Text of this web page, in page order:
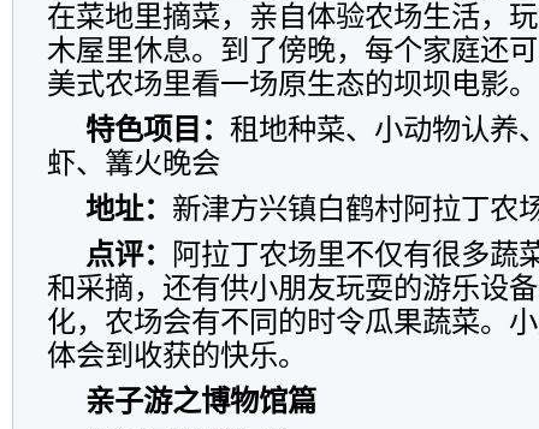
在菜地里摘菜，亲自体验农场生活，
木屋里休息。到了傍晚，每个家庭还
美式农场里看一场原生态的坝坝电影。
特色项目： 租地种菜、小动物认养
虾、篝火晚会
地址： 新津方兴镇白鹤村阿拉丁农
点评：
阿拉丁农场里不仅有很多蔬
和采摘，还有供小朋友玩耍的游乐设
化，农场会有不同的时令瓜果蔬菜。
体会到收获的快乐。
亲子游之博物馆篇